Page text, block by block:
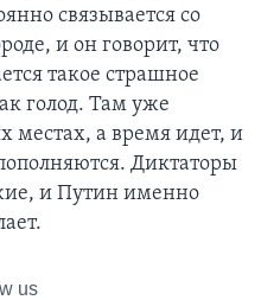
связывается со
и он говорит, что
такое страшное
голод. Там уже
местах, а время идет, и
Диктаторы
и Путин именно
us